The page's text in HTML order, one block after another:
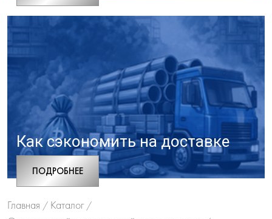
Как сэкономить на доставке
ПОДРОБНЕЕ
Главная / Каталог /